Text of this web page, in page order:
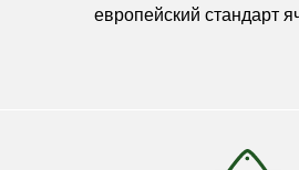
европейский стандарт